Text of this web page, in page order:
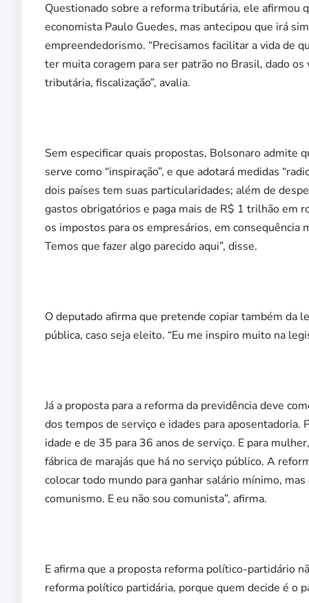
Questionado sobre a reforma tributária, ele afirmou
economista Paulo Guedes, mas antecipou que irá
empreendedorismo. “Precisamos facilitar a vida de
ter muita coragem para ser patrão no Brasil, dado
tributária, fiscalização”, avalia.
Sem especificar quais propostas, Bolsonaro admite
serve como “inspiração”, e que adotará medidas
dois países tem suas particularidades; além de
gastos obrigatórios e paga mais de R$ 1 trilhão em
os impostos para os empresários, em consequência
Temos que fazer algo parecido aqui”, disse.
O deputado afirma que pretende copiar também da
pública, caso seja eleito. “Eu me inspiro muito na
Já a proposta para a reforma da previdência deve
dos tempos de serviço e idades para aposentadoria.
idade e de 35 para 36 anos de serviço. E para
fábrica de marajás que há no serviço público. A
colocar todo mundo para ganhar salário mínimo,
comunismo. E eu não sou comunista”, afirma.
E afirma que a proposta reforma político-partidário
reforma político partidária, porque quem decide é o